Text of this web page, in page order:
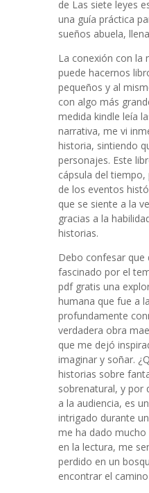
de Las siete leyes
una guía práctica
sueños abuela,
La conexión con la
puede hacernos
pequeños y al
con algo más
medida kindle leía
narrativa, me vi
historia, sintiendo
personajes. Este
cápsula del tiempo,
de los eventos
que se siente a la
gracias a la
historias.
Debo confesar
fascinado por el
pdf gratis una
humana que fue a
profundamente
verdadera obra
que me dejó
imaginar y soñar.
historias sobre
sobrenatural, y por
a la audiencia, es
intrigado durante
me ha dado mucho
en la lectura, me
perdido en un
encontrar el